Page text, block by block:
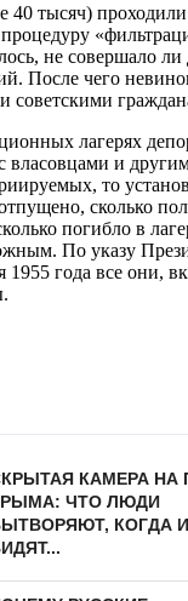
40 тысяч)
не совершало
После чего
советскими
лагерях
власовцами и
то
сколько
погибло в
По указу
1955 года все они,
КАМЕРА НА
ЧТО ЛЮДИ
КОГДА